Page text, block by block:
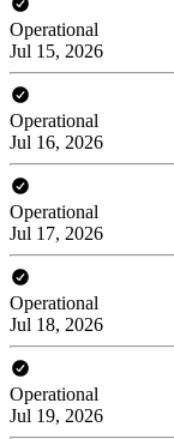
Operational
Jul 15, 2026
Operational
Jul 16, 2026
Operational
Jul 17, 2026
Operational
Jul 18, 2026
Operational
Jul 19, 2026